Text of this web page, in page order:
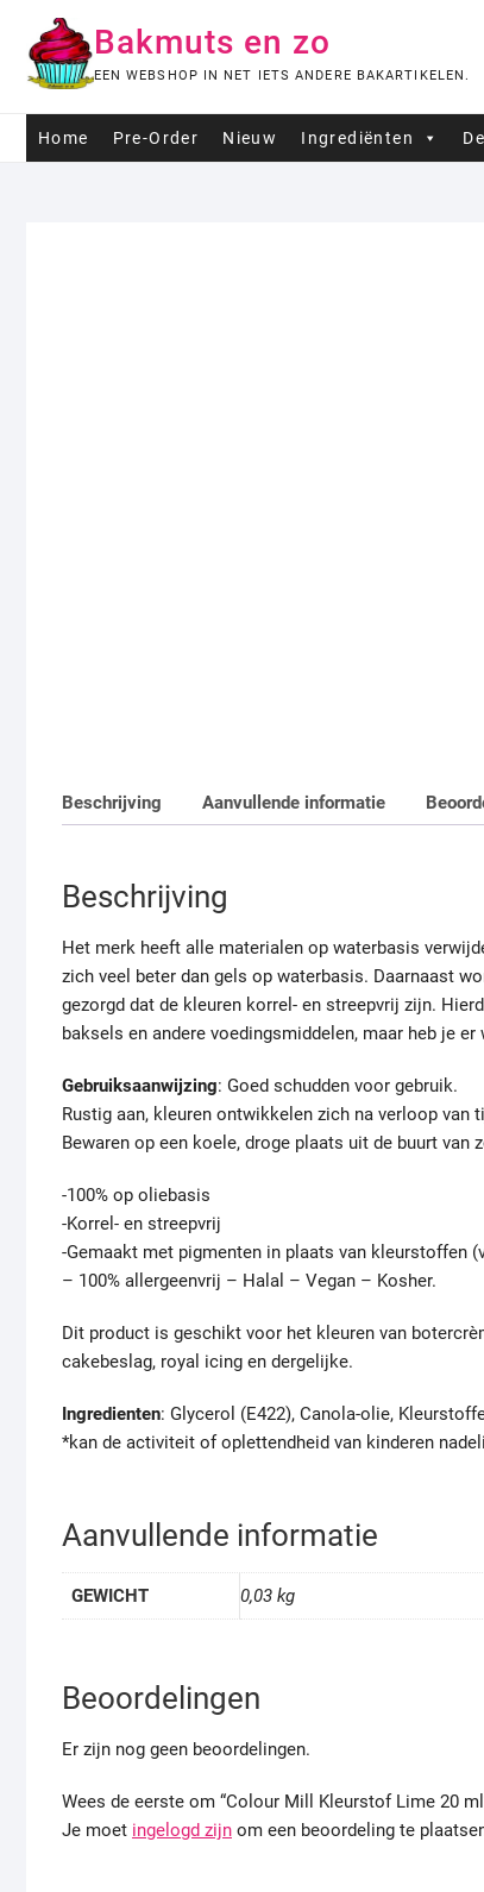
naar
Bakmuts en zo
EEN WEBSHOP IN NET IETS ANDERE BAKARTIKELEN.
Home Pre-Order Nieuw Ingrediënten
Beschrijving Aanvullende informatie
Beschrijving
Het merk heeft alle materialen op waterbasis
zich veel beter dan gels op waterbasis. Daarnaast
gezorgd dat de kleuren korrel- en streepvrij zijn.
baksels en andere voedingsmiddelen, maar heb je
Gebruiksaanwijzing: Goed schudden voor gebruik.
Rustig aan, kleuren ontwikkelen zich na verloop van
Bewaren op een koele, droge plaats uit de buurt van
-100% op oliebasis
-Korrel- en streepvrij
-Gemaakt met pigmenten in plaats van kleurstoffen
– 100% allergeenvrij – Halal – Vegan – Kosher.
Dit product is geschikt voor het kleuren van
cakebeslag, royal icing en dergelijke.
Ingredienten: Glycerol (E422), Canola-olie,
*kan de activiteit of oplettendheid van kinderen
Aanvullende informatie
GEWICHT 0,03 kg
Beoordelingen
Er zijn nog geen beoordelingen.
Wees de eerste om “Colour Mill Kleurstof Lime 20
Je moet ingelogd zijn om een beoordeling te